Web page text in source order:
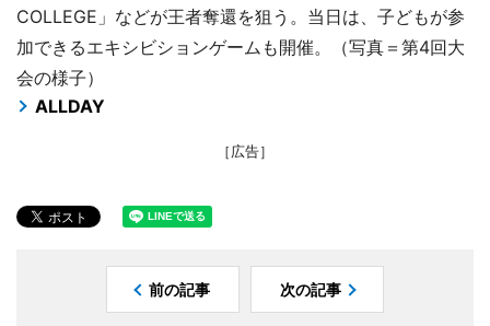
COLLEGE」などが王者奪還を狙う。当日は、子どもが参
加できるエキシビションゲームも開催。（写真＝第4回大
会の様子）
ALLDAY
［広告］
前の記事 次の記事